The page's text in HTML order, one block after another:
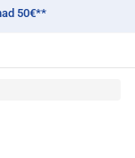
50€**